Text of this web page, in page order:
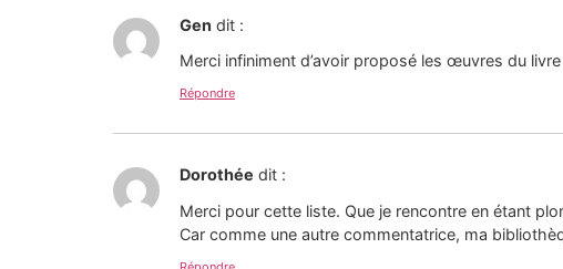
Gen dit :
Merci infiniment d’avoir proposé les œuvres du
Répondre
Dorothée dit :
Merci pour cette liste. Que je rencontre en étant
Car comme une autre commentatrice, ma